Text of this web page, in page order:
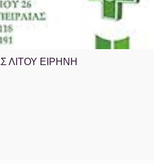
ΛΙΤΟΥ ΕΙΡΗΝΗ